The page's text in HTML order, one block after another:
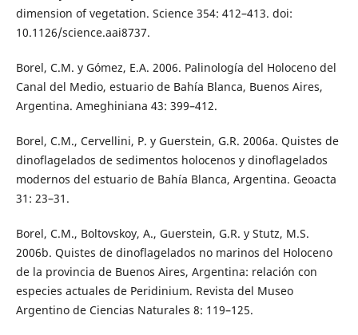
dimension of vegetation. Science 354: 412–413. doi:
10.1126/science.aai8737.
Borel, C.M. y Gómez, E.A. 2006. Palinología del Holoceno del
Canal del Medio, estuario de Bahía Blanca, Buenos Aires,
Argentina. Ameghiniana 43: 399–412.
Borel, C.M., Cervellini, P. y Guerstein, G.R. 2006a. Quistes de
dinoflagelados de sedimentos holocenos y dinoflagelados
modernos del estuario de Bahía Blanca, Argentina. Geoacta
31: 23–31.
Borel, C.M., Boltovskoy, A., Guerstein, G.R. y Stutz, M.S.
2006b. Quistes de dinoflagelados no marinos del Holoceno
de la provincia de Buenos Aires, Argentina: relación con
especies actuales de Peridinium. Revista del Museo
Argentino de Ciencias Naturales 8: 119–125.